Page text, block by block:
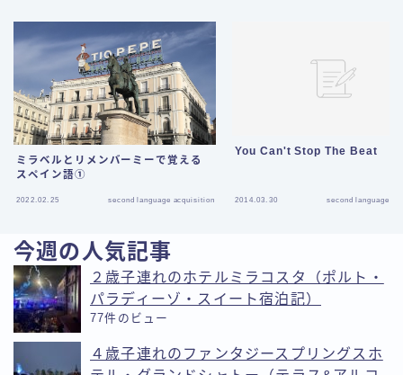
ミラベルとリメンバーミーで覚える
スペイン語①
2022.02.25 second language acquisition
You Can't Stop The Beat
2014.03.30 second language
今週の人気記事
２歳子連れのホテルミラコスタ（ポルト・
パラディーゾ・スイート宿泊記）
77件のビュー
４歳子連れのファンタジースプリングスホ